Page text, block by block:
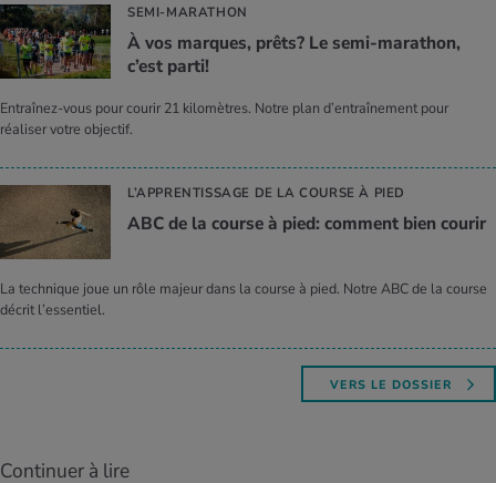
SEMI-MARATHON
À vos marques, prêts? Le semi-mara­thon,
c’est parti!
Entraînez-vous pour courir 21 kilomètres. Notre plan d’entraînement pour
réaliser votre objectif.
L’APPRENTISSAGE DE LA COURSE À PIED
ABC de la course à pied: com­ment bien cou­rir
La technique joue un rôle majeur dans la course à pied. Notre ABC de la course
décrit l’essentiel.
VERS LE DOSSIER
Continuer à lire